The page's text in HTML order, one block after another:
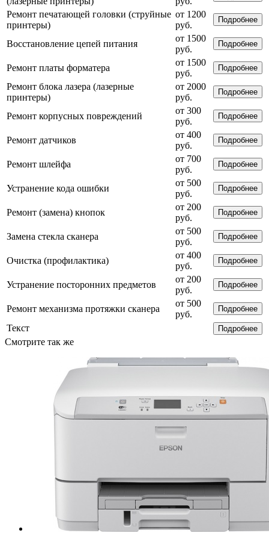
Ремонт печатающей головки (струйные
принтеры)
от 1200
руб.
Подробнее
Восстановление цепей питания
от 1500
руб.
Подробнее
Ремонт платы форматера
от 1500
руб.
Подробнее
Ремонт блока лазера (лазерные
принтеры)
от 2000
руб.
Подробнее
Ремонт корпусных повреждений
от 300
руб.
Подробнее
Ремонт датчиков
от 400
руб.
Подробнее
Ремонт шлейфа
от 700
руб.
Подробнее
Устранение кода ошибки
от 500
руб.
Подробнее
Ремонт (замена) кнопок
от 200
руб.
Подробнее
Замена стекла сканера
от 500
руб.
Подробнее
Очистка (профилактика)
от 400
руб.
Подробнее
Устранение посторонних предметов
от 200
руб.
Подробнее
Ремонт механизма протяжки сканера
от 500
руб.
Подробнее
Текст Подробнее
Смотрите так же